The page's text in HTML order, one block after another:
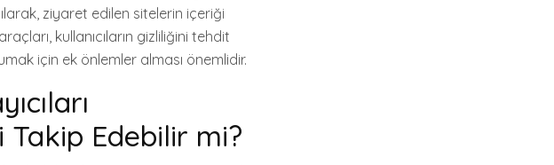
ziyaret edilen sitelerin içeriği
kullanıcıların gizliliğini tehdit
için ek önlemler alması önemlidir.
Edebilir mi?